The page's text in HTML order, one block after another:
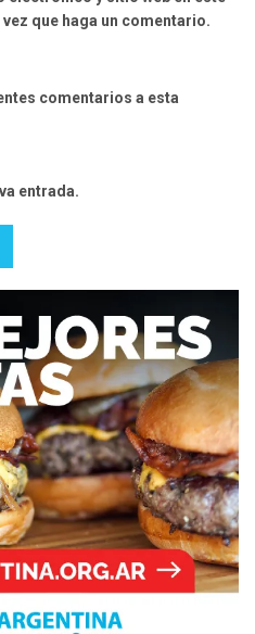
que haga un comentario.
comentarios a esta
entrada.